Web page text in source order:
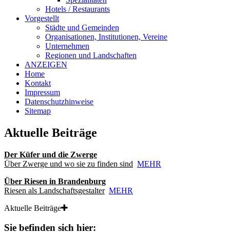
Hotels / Restaurants
Vorgestellt
Städte und Gemeinden
Organisationen, Institutionen, Vereine
Unternehmen
Regionen und Landschaften
ANZEIGEN
Home
Kontakt
Impressum
Datenschutzhinweise
Sitemap
Aktuelle Beiträge
Der Küfer und die Zwerge
Über Zwerge und wo sie zu finden sind MEHR
Über Riesen in Brandenburg
Riesen als Landschaftsgestalter MEHR
Aktuelle Beiträge
Sie befinden sich hier: